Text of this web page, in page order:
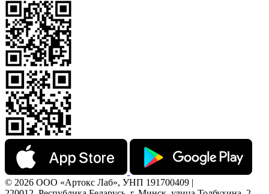
© 2026 ООО «Артокс Лаб», УНП 191700409 |